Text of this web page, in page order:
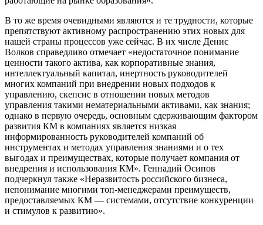
В то же время очевидными являются и те трудности, которые
препятствуют активному распространению этих новых для
нашей страны процессов уже сейчас. В их числе Денис
Волков справедливо отмечает «недостаточное понимание
ценности такого актива, как корпоративные знания,
интеллектуальный капитал, инертность руководителей
многих компаний при внедрении новых подходов к
управлению, скепсис в отношении новых методов
управления такими нематериальными активами, как знания;
однако в первую очередь, основным сдерживающим фактором
развития КМ в компаниях является низкая
информированность руководителей компаний об
инструментах и методах управления знаниями и о тех
выгодах и преимуществах, которые получает компания от
внедрения и использования КМ». Геннадий Осипов
подчеркнул также «Неразвитость российского бизнеса,
непонимание многими топ-менеджерами преимуществ,
предоставляемых КМ — системами, отсутствие конкуренции
и стимулов к развитию».